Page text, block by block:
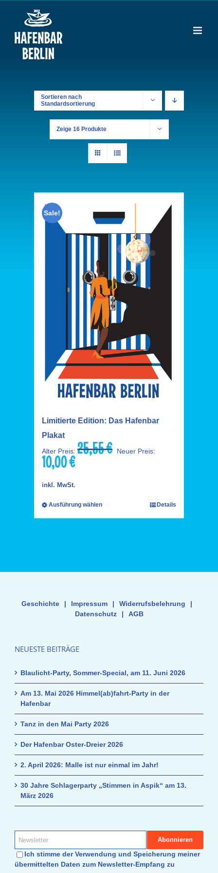
springen
Sortieren nach
Standardsortierung
Zeige 16 Produkte
Sale!
Limitierte Edition: Das Hafenbar
Plakat
Alter Preis: 25,55€
Ursprünglicher
Neuer Preis:
10,00€Aktueller
inkl. MwSt.
Ausführung wählen Details
Geschichte | Impressum | Widerrufsbelehrung
|
Datenschutz
| AGB
NEUESTE BEITRÄGE
Blaulicht-Party, Sommer-Special, am 11. Juni 2026
Am 13. Mai 2026 Himmel(ab)fahrt-Party in der
Hafenbar
Tanz in den Mai Party 2026
Der Hafenbar Oster-Dreier 2026
2. April 2026: Malle ist nur einmal im Jahr!
30 Jahre Schlagerparty „Stimmen in Aspik“ am 13.
März 2026
Ich stimme der Verwendung und Speicherung meiner
übermittelten Daten zum Newsletter-Empfang zu